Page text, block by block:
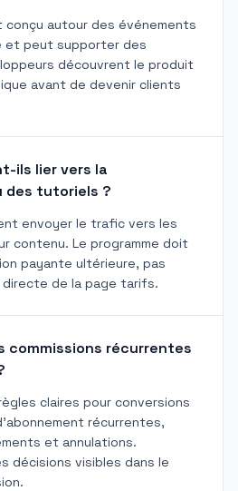
conçu autour des événements
et peut supporter des
découvrent le produit
avant de devenir clients
ils lier vers la
des tutoriels ?
envoyer le trafic vers les
contenu. Le programme doit
payante ultérieure, pas
de la page tarifs.
commissions récurrentes
claires pour conversions
récurrentes,
et annulations.
décisions visibles dans le